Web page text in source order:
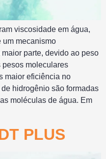
viscosidade em água,
um mecanismo
parte, devido ao peso
pesos moleculares
maior eficiência no
hidrogênio são formadas
moléculas de água. Em
PLUS